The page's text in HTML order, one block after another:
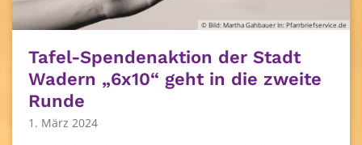
© Bild: Martha Gahbauer In: Pfarrbriefservice.de
Tafel-Spendenaktion der Stadt
Wadern „6x10“ geht in die zweite
Runde
1. März 2024